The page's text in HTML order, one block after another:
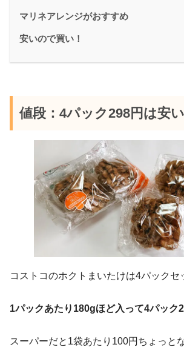
マリネアレンジがおすすめ
安いので買い！
値段：4パック298円は安い
コストコのホクトまいたけは4パックセ
1パックあたり180gほど入って4パック
スーパーだと1袋あたり100円ちょっと